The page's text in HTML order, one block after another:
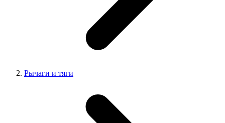
Рычаги и тяги